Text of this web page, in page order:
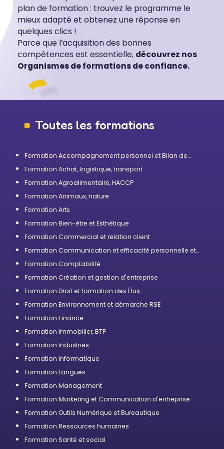
plan de formation : trouvez le programme le
mieux adapté et obtenez une réponse en
quelques clics !
Parce que l’acquisition des bonnes
compétences est essentielle, découvrez nos
Organismes de formations de confiance.
Toutes les formations
Formation Accompagnement personnel et Bilan de
Formation Achat, logistique, transport
Formation Agroalimentaire, HACCP
Formation Animaux, nature
Formation Arts
Formation Bien-être et Esthétique
Formation Commercial et relation client
Formation Communication et efficacité personnelle et
Formation Comptabilité
Formation Création et gestion d'entreprise
Formation Droit et formation des Élus
Formation Environnement et démarche RSE
Formation Finance
Formation Immobilier, BTP
Formation Industries
Formation Informatique
Formation Langues
Formation Management
Formation Marketing et Communication d'entreprise
Formation Outils Numérique et Bureautique
Formation Ressources humaines
Formation Santé et social